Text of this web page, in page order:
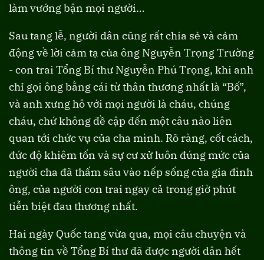
làm vướng bận mọi người…
Sau tang lễ, người dân cũng rất chia sẻ và cảm
động về lời cảm tạ của ông Nguyễn Trọng Trường
- con trai Tổng Bí thư Nguyễn Phú Trọng, khi anh
chỉ gọi ông bằng cái từ thân thương nhất là “Bố”,
và anh xưng hô với mọi người là cháu, chúng
cháu, chứ không đề cập đến một câu nào liên
quan tới chức vụ của cha mình. Rõ ràng, cốt cách,
đức độ khiêm tốn và sự cư xử luôn đúng mức của
người cha đã thấm sâu vào nếp sống của gia đình
ông, của người con trai ngay cả trong giờ phút
tiễn biệt đau thương nhất.
Hai ngày Quốc tang vừa qua, mọi câu chuyện và
thông tin về Tổng Bí thư đã được người dân hết